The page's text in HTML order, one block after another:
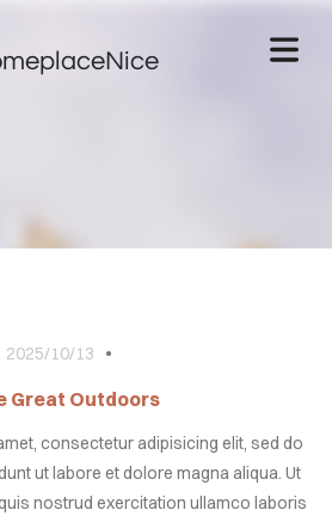
2025/10/13
Great Outdoors
consectetur adipisicing elit, sed do
ut labore et dolore magna aliqua. Ut
nostrud exercitation ullamco laboris